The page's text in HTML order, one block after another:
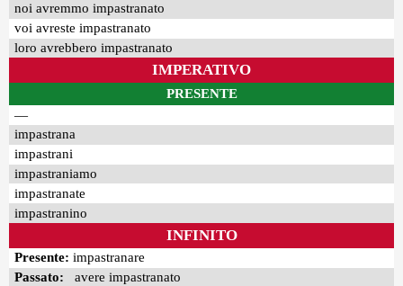
noi avremmo impastranato
voi avreste impastranato
loro avrebbero impastranato
IMPERATIVO
PRESENTE
—
impastrana
impastrani
impastraniamo
impastranate
impastranino
INFINITO
Presente: impastranare
Passato: avere impastranato